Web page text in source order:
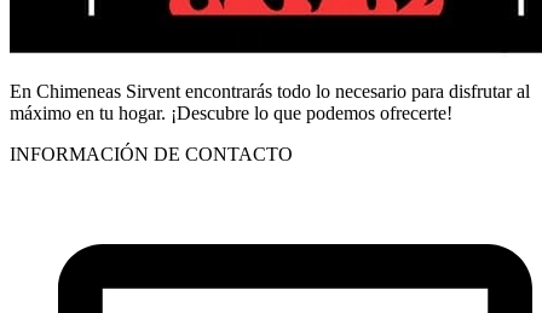
En Chimeneas Sirvent encontrarás todo lo necesario para disfrutar al
máximo en tu hogar. ¡Descubre lo que podemos ofrecerte!
INFORMACIÓN DE CONTACTO